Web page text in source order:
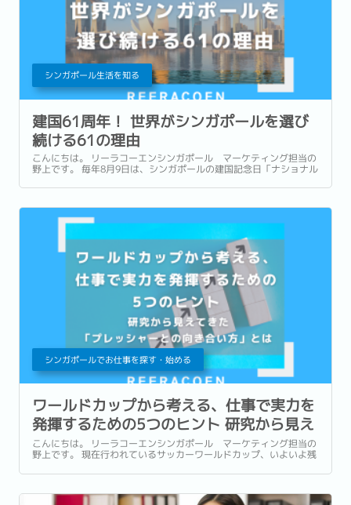
シンガポール生活を知る
建国61周年！ 世界がシンガポールを選び
続ける61の理由
こんにちは。 リーラコーエンシンガポール マーケティング担当の
野上です。 毎年8月9日は、シンガポールの建国記念日「ナショナル
国61周年を迎えます。...
シンガポールでお仕事を探す・始める
ワールドカップから考える、仕事で実力を
発揮するための5つのヒント 研究から見え
てきた「プレッシャーとの向き合い方」と
は
こんにちは。 リーラコーエンシンガポール マーケティング担当の
野上です。 現在行われているサッカーワールドカップ、いよいよ残
勝の結果が出ている頃。...